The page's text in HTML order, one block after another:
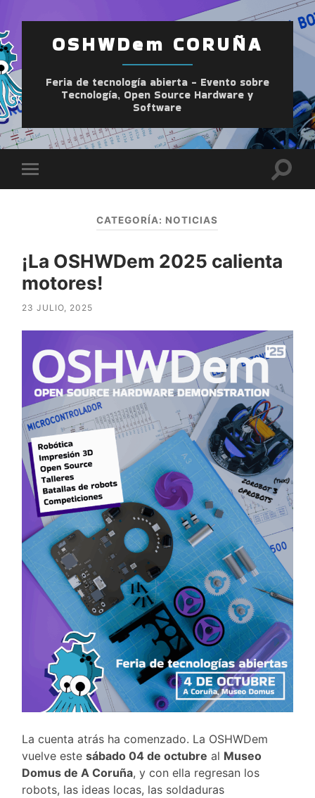
OSHWDem CORUÑA
Feria de tecnología abierta - Evento sobre
Tecnología, Open Source Hardware y
Software
el
CATEGORÍA: NOTICIAS
¡La OSHWDem 2025 calienta
motores!
23 JULIO, 2025
La cuenta atrás ha comenzado. La OSHWDem
vuelve estesábado 04 de octubre al Museo
Domus de A Coruña, y con ella regresan los
robots, las ideas locas, las soldaduras